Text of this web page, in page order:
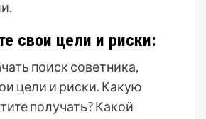
свои цели и риски:
поиск советника,
цели и риски. Какую
получать? Какой